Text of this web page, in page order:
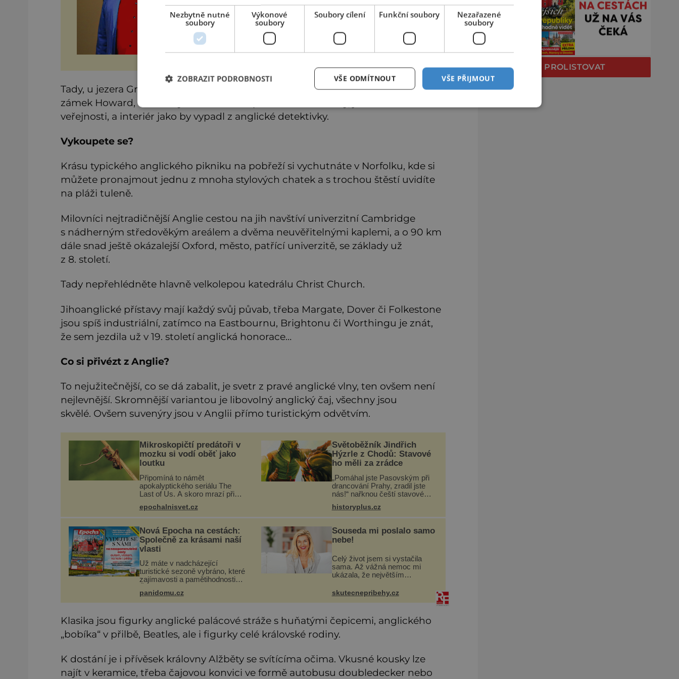
Tady, u jezera Great Lake, najdete jedno z nejtypičtějších šlechtických sídel,
zámek Howard, umístěný v nádherném parku. Ač soukromý, je otevřen
veřejnosti, a interiér jako by vypadl z anglické detektivky.
Vykoupete se?
Krásu typického anglického pikniku na pobřeží si vychutnáte v Norfolku, kde si
můžete pronajmout jednu z mnoha stylových chatek a s trochou štěstí uvidíte
na pláži tuleně.
Milovníci nejtradičnější Anglie cestou na jih navštíví univerzitní Cambridge
s nádherným středověkým areálem a dvěma neuvěřitelnými kaplemi, a o 90 km
dále snad ještě okázalejší Oxford, město, patřící univerzitě, se základy už
z 8. století.
Tady nepřehlédněte hlavně velkolepou katedrálu Christ Church.
Jihoanglické přístavy mají každý svůj půvab, třeba Margate, Dover či Folkestone
jsou spíš industriální, zatímco na Eastbournu, Brightonu či Worthingu je znát,
že sem jezdila už v 19. století anglická honorace…
Co si přivézt z Anglie?
To nejužitečnější, co se dá zabalit, je svetr z pravé anglické vlny, ten ovšem není
nejlevnější. Skromnější variantou je libovolný anglický čaj, všechny jsou
skvělé. Ovšem suvenýry jsou v Anglii přímo turistickým odvětvím.
Mikroskopičtí predátoři v
mozku si vodí oběť jako
loutku
Připomíná to námět
apokalyptického seriálu The
Last of Us. A skoro mrazí při
probíhají v přírodě běžně – s
tím rozdílem, že nejde pouze o
infekce parazitickou houbou a
že
epochalnisvet.cz
Světoběžník Jindřich
Hýzrle z Chodů: Stavové
ho měli za zrádce
„Pomáhal jste Pasovským při
drancování Prahy, zradil jste
nás!“ nařknou čeští stavové
hotovosti. Jindřich se však
zastrašit nenechá. Zachová
chladnou hlavu a trestu unikne.
historyplus.cz
Nová Epocha na cestách:
Společně za krásami naší
vlasti
Už máte v nadcházející
turistické sezoně vybráno, které
zajímavosti a pamětihodnosti
prodeji je právě nové číslo
Epochy na cestách, které vám
panidomu.cz
Souseda mi poslalo samo
nebe!
Celý život jsem si vystačila
sama. Až vážná nemoc mi
ukázala, že největším
vlastní byt, ale člověk, který je
ochotný podat pomocnou ruku.
samotářka.
skutecnepribehy.cz
Klasika jsou figurky anglické palácové stráže s huňatými čepicemi, anglického
„bobíka“ v přilbě, Beatles, ale i figurky celé královské rodiny.
K dostání je i přívěsek královny Alžběty se svítícíma očima. Vkusné kousky lze
najít v keramice, třeba čajovou konvici ve formě autobusu doubledecker nebo
PROLISTOVAT
Nezbytně nutné
soubory
Výkonové
soubory
Soubory cílení Funkční soubory
Nezařazené
soubory
VŠE PŘIJMOUT
VŠE ODMÍTNOUT
ZOBRAZIT PODROBNOSTI